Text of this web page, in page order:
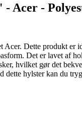
Acer -
Dette produkt
Det er lavet af
hvilket gør det
hylster kan du